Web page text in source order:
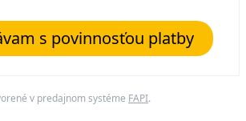
s povinnosťou platby
v predajnom systéme FAPI.